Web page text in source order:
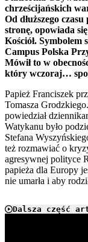
chrześcijańskich
Od dłuższego
stronę, opowiada
Kościół. Symbolem
Campus Polska
Mówił to w
który wczoraj…
Papież Franciszek
Tomasza
powiedział
Watykanu było
Stefana
też rozmawiać o
agresywnej polityce
papieża dla Europy
nie umarła i aby
Dalsza część